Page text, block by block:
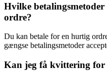
Hvilke
ordre?
Du kan betale for en hurtig
gængse betalingsmetoder
Kan jeg få kvittering